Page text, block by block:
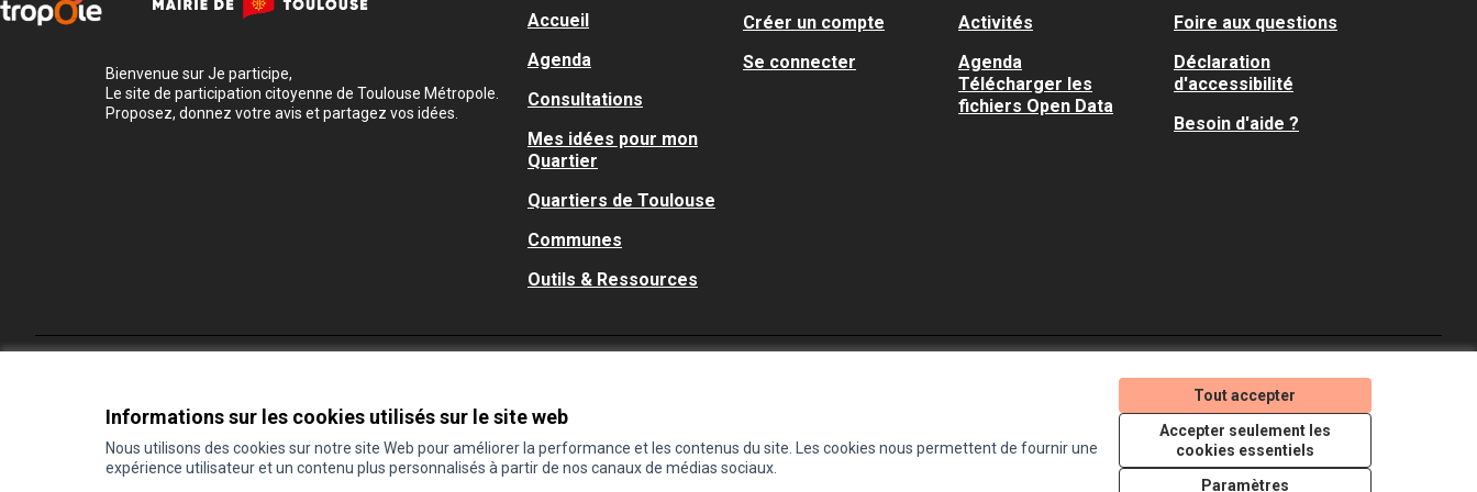
Informations sur les cookies utilisés sur le site web
Nous utilisons des cookies sur notre site Web pour améliorer la performance et les contenus du site. Les cookies nous permettent de fournir une
expérience utilisateur et un contenu plus personnalisés à partir de nos canaux de médias sociaux.
Tout accepter
Accepter seulement les
cookies essentiels
Paramètres
Bienvenue sur Je participe,
Le site de participation citoyenne de Toulouse Métropole.
Proposez, donnez votre avis et partagez vos idées.
Accueil
Agenda
Consultations
Mes idées pour mon
Quartier
Quartiers de Toulouse
Communes
Outils & Ressources
Créer un compte
Se connecter
Activités
Agenda
Télécharger les
fichiers Open Data
Foire aux questions
Déclaration
d'accessibilité
Besoin d'aide ?
(Lien externe)
(Lien externe)
(Lien externe)
Licence Creative
(Lien externe)